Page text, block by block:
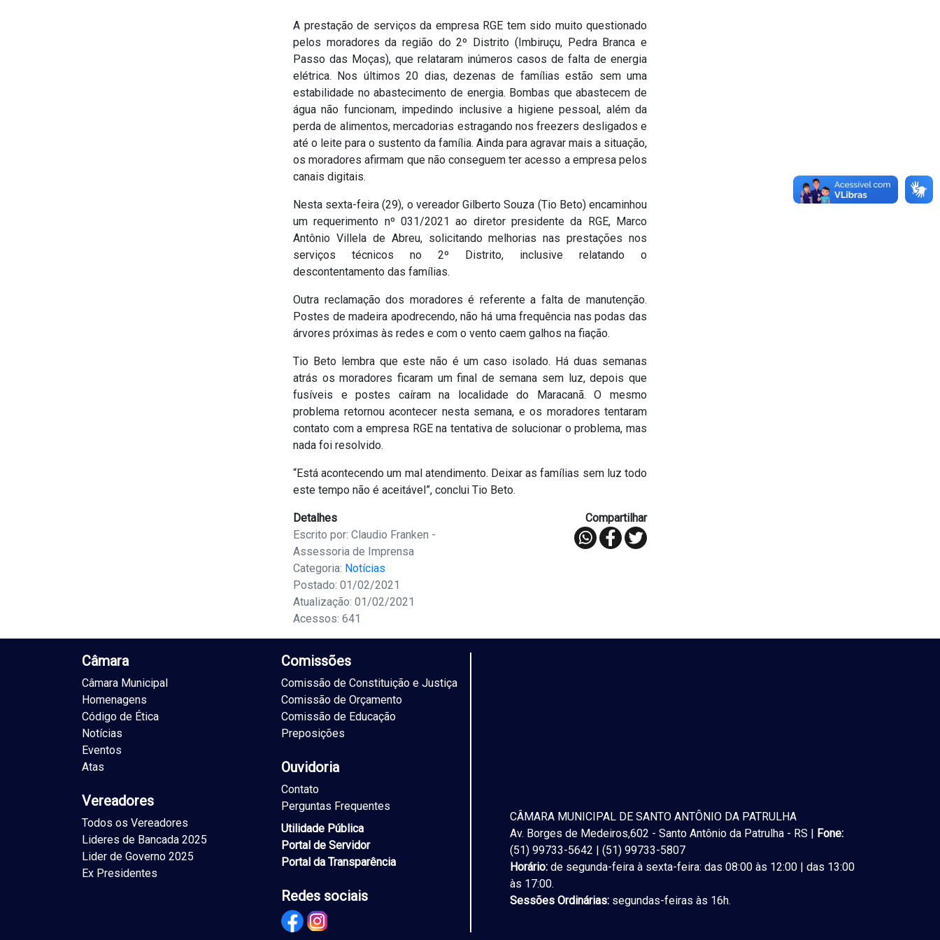
A prestação de serviços da empresa RGE tem sido muito questionado
pelos moradores da região do 2º Distrito (Imbiruçu, Pedra Branca e
Passo das Moças), que relataram inúmeros casos de falta de energia
elétrica. Nos últimos 20 dias, dezenas de famílias estão sem uma
estabilidade no abastecimento de energia. Bombas que abastecem de
água não funcionam, impedindo inclusive a higiene pessoal, além da
perda de alimentos, mercadorias estragando nos freezers desligados e
até o leite para o sustento da família. Ainda para agravar mais a situação,
os moradores afirmam que não conseguem ter acesso a empresa pelos
canais digitais.
Nesta sexta-feira (29), o vereador Gilberto Souza (Tio Beto) encaminhou
um requerimento nº 031/2021 ao diretor presidente da RGE, Marco
Antônio Villela de Abreu, solicitando melhorias nas prestações nos
serviços técnicos no 2º Distrito, inclusive relatando o
descontentamento das famílias.
Outra reclamação dos moradores é referente a falta de manutenção.
Postes de madeira apodrecendo, não há uma frequência nas podas das
árvores próximas às redes e com o vento caem galhos na fiação.
Tio Beto lembra que este não é um caso isolado. Há duas semanas
atrás os moradores ficaram um final de semana sem luz, depois que
fusíveis e postes caíram na localidade do Maracanã. O mesmo
problema retornou acontecer nesta semana, e os moradores tentaram
contato com a empresa RGE na tentativa de solucionar o problema, mas
nada foi resolvido.
“Está acontecendo um mal atendimento. Deixar as famílias sem luz todo
este tempo não é aceitável”, conclui Tio Beto.
Detalhes
Escrito por: Claudio Franken -
Assessoria de Imprensa
Categoria: Notícias
Postado: 01/02/2021
Atualização: 01/02/2021
Acessos: 641
Compartilhar
Câmara
Câmara Municipal
Homenagens
Código de Ética
Notícias
Eventos
Atas
Vereadores
Todos os Vereadores
Lideres de Bancada 2025
Lider de Governo 2025
Ex Presidentes
Comissões
Comissão de Constituição e Justiça
Comissão de Orçamento
Comissão de Educação
Preposições
Ouvidoria
Contato
Perguntas Frequentes
Utilidade Pública
Portal de Servidor
Portal da Transparência
Redes sociais
CÂMARA MUNICIPAL DE SANTO ANTÔNIO DA PATRULHA
Av. Borges de Medeiros,602 - Santo Antônio da Patrulha - RS | Fone:
(51) 99733-5642 | (51) 99733-5807
Horário: de segunda-feira à sexta-feira: das 08:00 às 12:00 | das 13:00
às 17:00.
Sessões Ordinárias: segundas-feiras às 16h.